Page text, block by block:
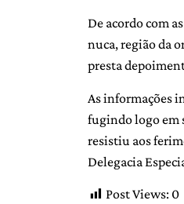
De acordo com
nuca, região da
presta
As informações
fugindo logo em
resistiu aos
Delegacia
Post Views: 0